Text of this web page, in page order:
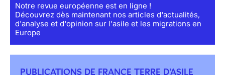
Notre revue européenne est en ligne !
Découvrez dès maintenant nos articles d'actualités,
d'analyse et d'opinion sur l'asile et les migrations en
Europe
PUBLICATIONS DE FRANCE TERRE D'ASILE